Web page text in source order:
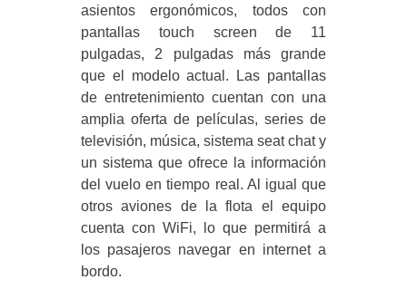
asientos ergonómicos, todos con
pantallas touch screen de 11
pulgadas, 2 pulgadas más grande
que el modelo actual. Las pantallas
de entretenimiento cuentan con una
amplia oferta de películas, series de
televisión, música, sistema seat chat y
un sistema que ofrece la información
del vuelo en tiempo real. Al igual que
otros aviones de la flota el equipo
cuenta con WiFi, lo que permitirá a
los pasajeros navegar en internet a
bordo.